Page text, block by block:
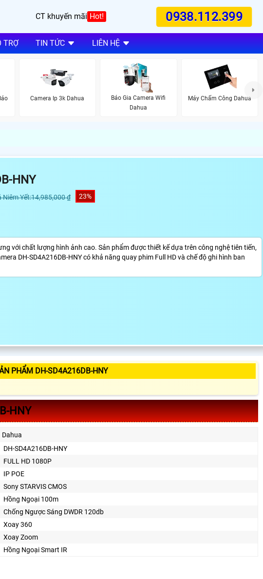
CT khuyến mãi Hot! 0938.112.399
TRỢ TIN TỨC LIÊN HỆ
Camera Ip 3k Dahua
Báo Gia Camera Wifi
Dahua
Máy Chấm Công Dahua
HNY
Niêm Yết:14,985,000 ₫ 23%
với chất lượng hình ảnh cao. Sản phẩm được thiết kế dựa trên công nghệ tiên tiến,
DH-SD4A216DB-HNY có khả năng quay phim Full HD và chế độ ghi hình ban
PHẨM DH-SD4A216DB-HNY
HNY
Dahua
DH-SD4A216DB-HNY
FULL HD 1080P
IP POE
Sony STARVIS CMOS
Hồng Ngoại 100m
Chống Ngược Sáng DWDR 120db
Xoay 360
Xoay Zoom
Hồng Ngoại Smart IR